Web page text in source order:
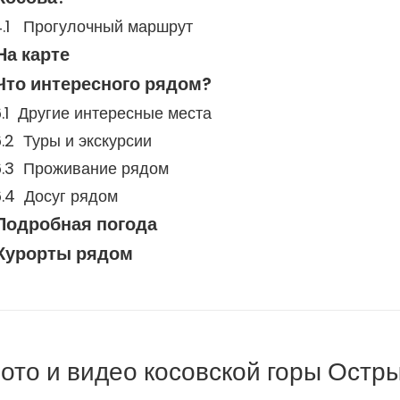
Прогулочный маршрут
карте
интересного рядом?
Другие интересные места
Туры и экскурсии
Проживание рядом
Досуг рядом
погода
рядом
и видео косовской горы